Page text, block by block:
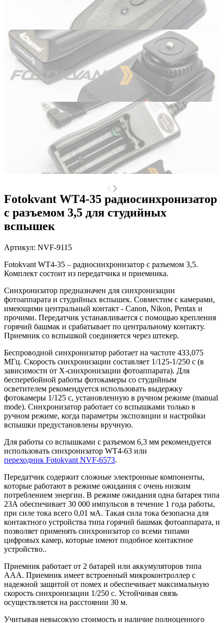
Fotokvant WT4-35 радиосинхронизатор
с разъемом 3,5 для студийных
вспышек
Артикул: NVF-9115
Fotokvant WT4-35 – радиосинхронизатор с разъемом 3,5.
Комплект состоит из передатчика и приемника.
Синхронизатор предназначен для синхронизации
фотоаппарата и студийных вспышек. Совместим с камерами,
имеющими центральный контакт - Canon, Nikon, Pentax и
прочими. Передатчик устанавливается с помощью крепления
горячий башмак и срабатывает по центральному контакту.
Приемник со вспышкой соединяется через штекер.
Беспроводной синхронизатор работает на частоте 433,075
МГц. Скорость синхронизации составляет 1/125-1/250 с (в
зависимости от Х-синхронизации фотоаппарата). Для
бесперебойной работы фотокамеры со студийным
осветителем рекомендуется использовать выдержку
фотокамеры 1/125 с, установленную в ручном режиме (manual
mode). Синхронизатор работает со вспышками только в
ручном режиме, когда параметры экспозиции и настройки
вспышки предустановлены вручную.
Для работы со вспышками с разъемом 6,3 мм рекомендуется
использовать синхронизатор WT4-63 или
переходник Fotokvant NVF-6573.
Передатчик содержит сложные электронные компоненты,
которые работают в режиме ожидания с очень низким
потреблением энергии. В режиме ожидания одна батарея типа
23А обеспечивает 30 000 импульсов в течение 1 года работы,
при силе тока всего 0,01 мА. Такая сила тока безопасна для
контактного устройства типа горячий башмак фотоаппарата, и
позволяет применять синхронизатор со всеми типами
цифровых камер, которые имеют подобное контактное
устройство..
Приемник работает от 2 батарей или аккумуляторов типа
ААА. Приемник имеет встроенный микроконтроллер с
надежной защитой от помех и обеспечивает максимальную
скорость синхронизации 1/250 с. Устойчивая связь
осуществляется на расстоянии 30 м.
Учитывая невысокую стоимость и наличие полноценного